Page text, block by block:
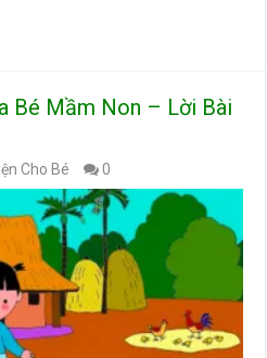
Bé Mầm Non – Lời Bài
Cho Bé 0